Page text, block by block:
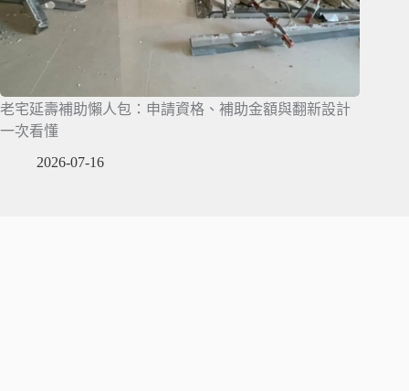
老宅延壽補助懶人包：申請資格、補助金額與翻新設計
一次看懂
2026-07-16